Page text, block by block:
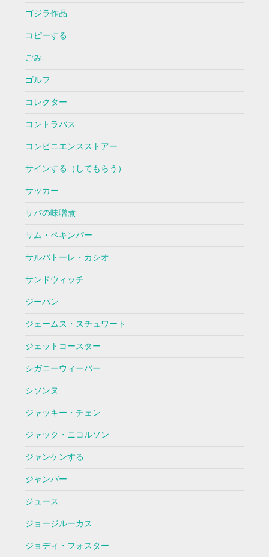
ゴジラ作品
コピーする
ごみ
ゴルフ
コレクター
コントラバス
コンビニエンスストアー
サインする（してもらう）
サッカー
サバの味噌煮
サム・ペキンパー
サルバトーレ・カシオ
サンドウィッチ
ジーパン
ジェームス・スチュワート
ジェットコースター
シガニーウィーバー
シソンヌ
ジャッキー・チェン
ジャック・ニコルソン
ジャンケンする
ジャンバー
ジュース
ジョージルーカス
ジョディ・フォスター